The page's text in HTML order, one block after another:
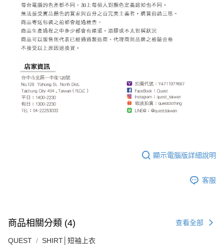
顯示電腦版詳細說明
客服
商品相關分類 (4) 查看全部
QUEST SHIRT│短袖上衣